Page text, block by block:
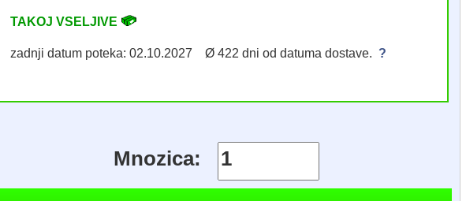
TAKOJ VSELJIVE
zadnji datum poteka: 02.10.2027 Ø 422 dni od datuma dostave. ?
Mnozica: